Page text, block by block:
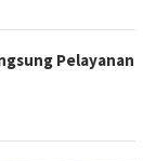
Pelayanan